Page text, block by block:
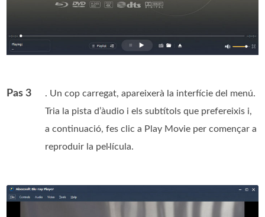
Pas 3
. Un cop carregat, apareixerà la interfície del menú.
Tria la pista d’àudio i els subtítols que prefereixis i,
a continuació, fes clic a Play Movie per començar a
reproduir la pel·lícula.